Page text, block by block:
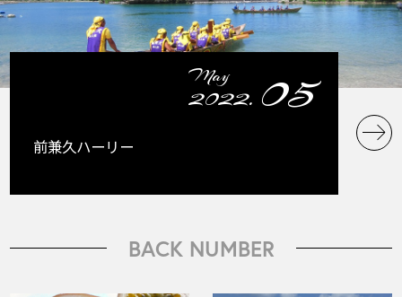
May
2022. 05
前兼久ハーリー
BACK NUMBER